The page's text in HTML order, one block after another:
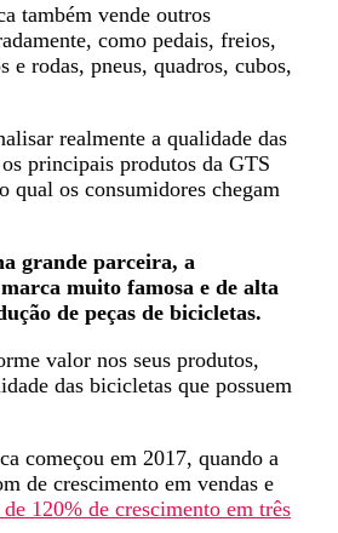
também vende outros
como pedais, freios,
e rodas, pneus, quadros, cubos,
realmente a qualidade das
principais produtos da GTS
qual os consumidores chegam
grande parceira, a
muito famosa e de alta
de peças de bicicletas.
valor nos seus produtos,
das bicicletas que possuem
começou em 2017, quando a
de crescimento em vendas e
120% de crescimento em três